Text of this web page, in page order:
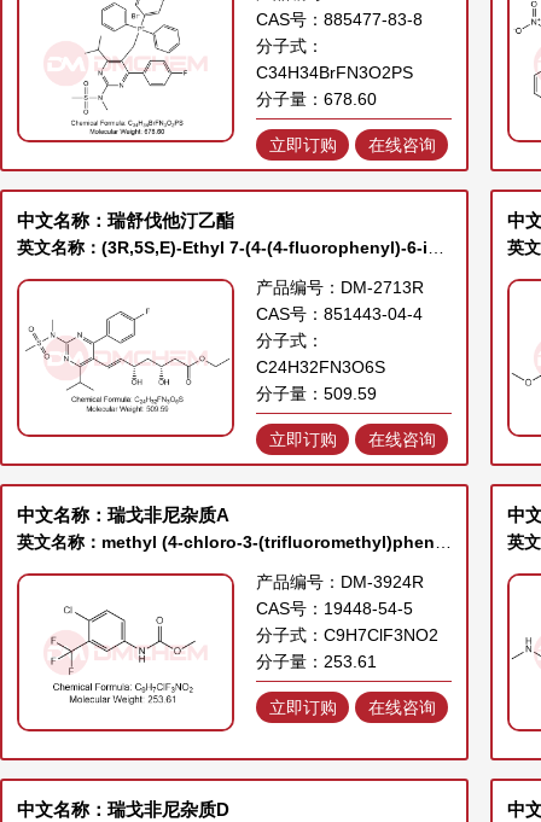
CAS号：885477-83-8
分子式：
C34H34BrFN3O2PS
分子量：678.60
立即订购 在线咨询
中文名称：瑞舒伐他汀乙酯
英文名称：(3R,5S,E)-Ethyl 7-(4-(4-fluorophenyl)-6-isopropyl-2-(N-methylmethylsulfonamido)pyrimidin-5-yl)-3,5-dihydroxyhept-6-enoate
产品编号：DM-2713R
CAS号：851443-04-4
分子式：
C24H32FN3O6S
分子量：509.59
立即订购 在线咨询
中
中文名称：瑞戈非尼杂质A
英文名称：methyl (4-chloro-3-(trifluoromethyl)phenyl)carbamate
产品编号：DM-3924R
CAS号：19448-54-5
分子式：C9H7ClF3NO2
分子量：253.61
立即订购 在线咨询
中
中文名称：瑞戈非尼杂质D 中